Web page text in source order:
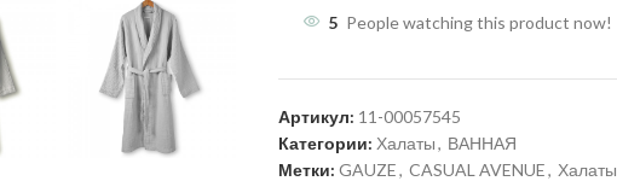
5 People watching this product now!
Артикул: 11-00057545
Категории: Халаты, ВАННАЯ
Метки: GAUZE, CASUAL AVENUE, Халаты